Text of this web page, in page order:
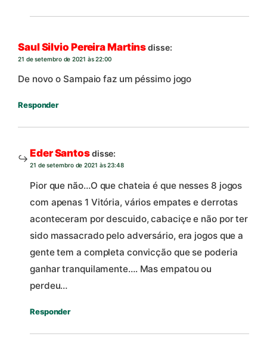
Saul Silvio Pereira Martinsdisse:
21 de setembro de 2021 às 22:00
De novo o Sampaio faz um péssimo jogo
Responder
Eder Santosdisse:
21 de setembro de 2021 às 23:48
Pior que não…O que chateia é que nesses 8 jogos
com apenas 1 Vitória, vários empates e derrotas
aconteceram por descuido, cabaciçe e não por ter
sido massacrado pelo adversário, era jogos que a
gente tem a completa convicção que se poderia
ganhar tranquilamente…. Mas empatou ou
perdeu…
Responder